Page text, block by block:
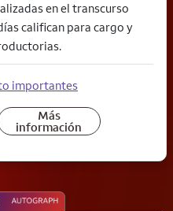
en el transcurso
califican para cargo y
importantes
Más
información